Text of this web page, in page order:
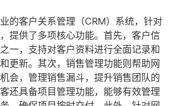
的客户关系管理（CRM）系统，针对
提供了多项核心功能。首先，客户信
一，支持对客户资料进行全面记录和
更新。其次，销售管理功能则帮助网
会，管理销售漏斗，提升销售团队的
还具备项目管理功能，能够有效管理